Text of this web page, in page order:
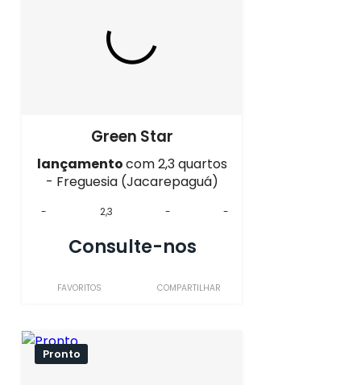
Green Star
lançamentocom 2,3 quartos
- Freguesia (Jacarepaguá)
- 2,3 - -
Consulte-nos
FAVORITOS COMPARTILHAR
Pronto